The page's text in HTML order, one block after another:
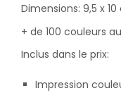
Dimensions: 9,5 x
+ de 100 couleurs
Inclus dans le prix:
Impression